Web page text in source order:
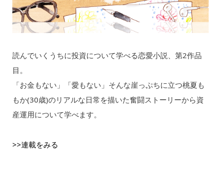
読んでいくうちに投資について学べる恋愛小説、第2作品
目。
「お金もない」「愛もない」そんな崖っぷちに立つ桃夏も
もか(30歳)のリアルな日常を描いた奮闘ストーリーから資
産運用について学べます。
>>連載をみる